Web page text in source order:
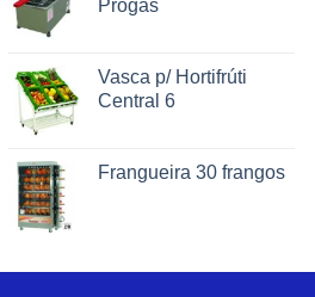
Progás
Vasca p/ Hortifrúti
Central 6
Frangueira 30 frangos